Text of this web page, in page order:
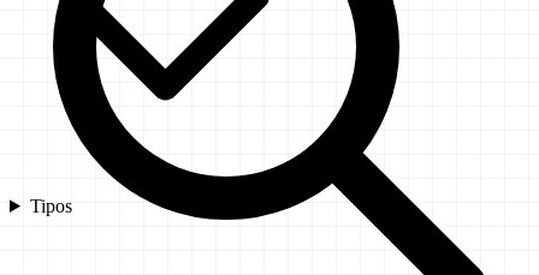
Tipos